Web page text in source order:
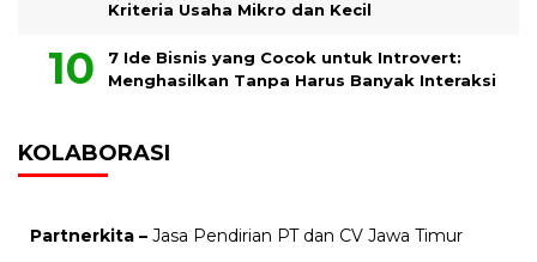
Kriteria Usaha Mikro dan Kecil
7 Ide Bisnis yang Cocok untuk Introvert:
Menghasilkan Tanpa Harus Banyak Interaksi
KOLABORASI
Partnerkita – Jasa Pendirian PT dan CV Jawa Timur